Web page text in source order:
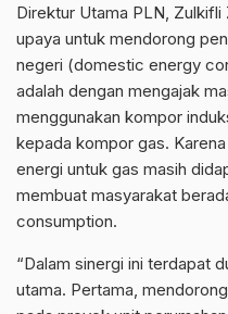
Direktur Utama PLN, Zulkifli
upaya untuk mendorong
negeri (domestic energy
adalah dengan mengajak
menggunakan kompor
kepada kompor gas.
energi untuk gas masih
membuat masyarakat
consumption.
“Dalam sinergi ini terdapat
utama. Pertama,